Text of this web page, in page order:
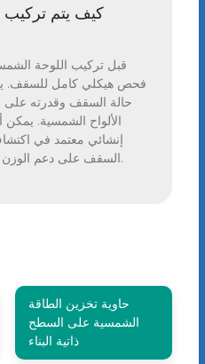
كيف يتم
قبل تركيب اللوحة
فحص هيكلي كامل للسقف.
حالة السقف وقدرته على
الألواح الشمسية.
إنشائي معتمد في
السقف على دعم الوزن الإضافي للألواح بشكل آمن.
حاوية تخزين الطاقة
الشمسية على السطح
ذاتية البناء